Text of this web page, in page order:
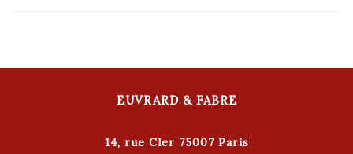
EUVRARD & FABRE
14, rue Cler 75007 Paris